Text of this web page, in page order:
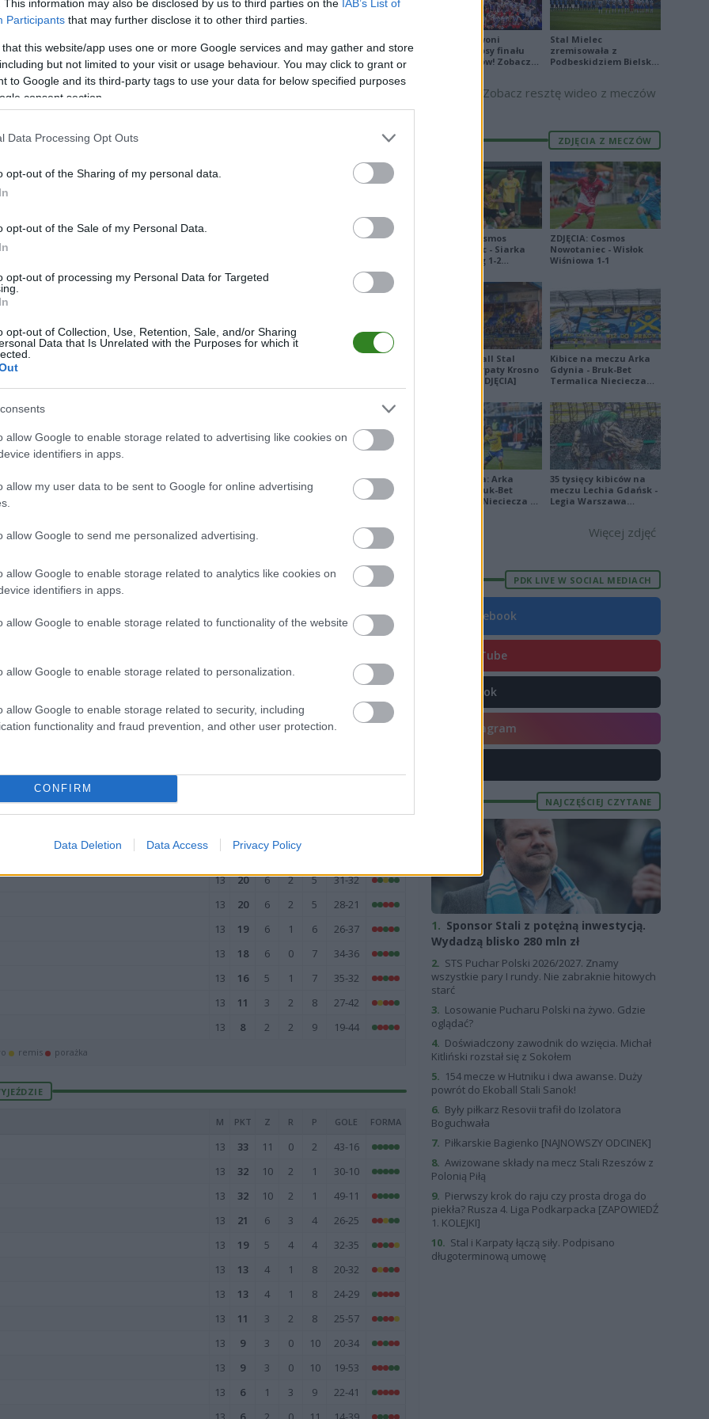
This information may also be disclosed by us to third parties on the IAB’s List of
Participants that may further disclose it to other third parties.
that this website/app uses one or more Google services and may gather and store
but not limited to your visit or usage behaviour. You may click to grant or
to Google and its third-party tags to use your data for below specified purposes
consent section.
Data Processing Opt Outs
opt-out of the Sharing of my personal data.
opt-out of the Sale of my Personal Data.
opt-out of processing my Personal Data for Targeted
opt-out of Collection, Use, Retention, Sale, and/or Sharing
Data that Is Unrelated with the Purposes for which it
allow Google to enable storage related to advertising like cookies on
identifiers in apps.
allow my user data to be sent to Google for online advertising
allow Google to send me personalized advertising.
allow Google to enable storage related to analytics like cookies on
identifiers in apps.
allow Google to enable storage related to functionality of the website
allow Google to enable storage related to personalization.
allow Google to enable storage related to security, including
functionality and fraud prevention, and other user protection.
CONFIRM
Data Deletion Data Access Privacy Policy
2
ZOBACZ WIĘCEJ (6)
102-20
69-22
26 46 14 4 61-41
26 37 12 1 13 60-51
26 33 10 3 13 48-53
26 29 9 2 15 50-85
26 24 56-77
52-99
37-105
GOLE FORMA
13 34 11 1 53-9
13 32 10 2 1 39-10
13 7
13 20 6 2 5 31-32
13 20 6 2 5 28-21
13 19 6 1 6 26-37
13 18 6 0 7 34-36
13 16 5 1 7 35-32
13 11 3 2 8 27-42
13 8 2 2 9 19-44
remis porażka
M PKT Z R P GOLE FORMA
13 33 11 0 2 43-16
13 32 10 2 1 30-10
13 32 10 2 1 49-11
13 21 6 3 4 26-25
13 19 5 4 4 32-35
13 13 4 1 8 20-32
13 13 4 1 8 24-29
13 11 3 2 8 25-57
13 9 3 0 10 20-34
13 9 3 0 10 19-53
13 6 1 3 9 22-41
Biało-Czerwoni
odwrócili losy finału
Ligi Narodów! Zobacz
Stal Mielec
zremisowała z
Podbeskidziem Bielsko-
Zobacz resztę wideo z meczów
ZDJĘCIA Z MECZÓW
ZDJĘCIA: Cosmos
Nowotaniec - Siarka
Tarnobrzeg 1-2
ZDJĘCIA: Cosmos
Nowotaniec - Wisłok
Wiśniowa 1-1
Derby Ekoball Stal
Sanok - Karpaty Krosno
na remis [ZDJĘCIA]
Kibice na meczu Arka
Gdynia - Bruk-Bet
Termalica Nieciecza
Ekstraklasa: Arka
Gdynia - Bruk-Bet
Termalica Nieciecza 2-
35 tysięcy kibiców na
meczu Lechia Gdańsk -
Legia Warszawa
Więcej zdjęć
PDK LIVE W SOCIAL MEDIACH
Facebook
YouTube
TikTok
Instagram
NAJCZĘŚCIEJ CZYTANE
1. Sponsor Stali z potężną inwestycją.
Wydadzą blisko 280 mln zł
2. STS Puchar Polski 2026/2027. Znamy
wszystkie pary I rundy. Nie zabraknie hitowych
starć
3. Losowanie Pucharu Polski na żywo. Gdzie
oglądać?
4. Doświadczony zawodnik do wzięcia. Michał
Kitliński rozstał się z Sokołem
5. 154 mecze w Hutniku i dwa awanse. Duży
powrót do Ekoball Stali Sanok!
6. Były piłkarz Resovii trafił do Izolatora
Boguchwała
7. Piłkarskie Bagienko [NAJNOWSZY ODCINEK]
8. Awizowane składy na mecz Stali Rzeszów z
Polonią Piłą
9. Pierwszy krok do raju czy prosta droga do
piekła? Rusza 4. Liga Podkarpacka [ZAPOWIEDŹ
1. KOLEJKI]
10. Stal i Karpaty łączą siły. Podpisano
długoterminową umowę